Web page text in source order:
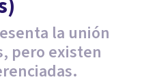
la unión
pero existen